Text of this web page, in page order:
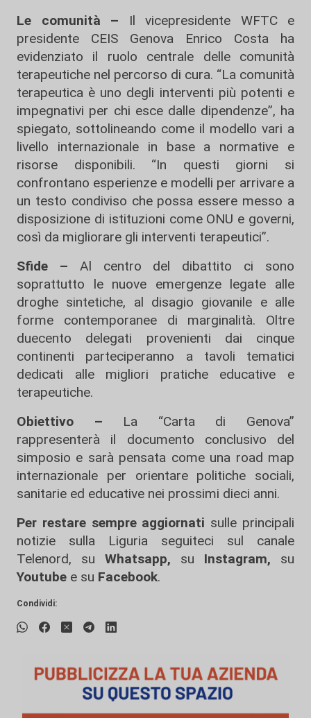
Le comunità –
Il vicepresidente WFTC e
presidente CEIS Genova Enrico Costa ha
evidenziato il ruolo centrale delle comunità
terapeutiche nel percorso di cura. “La comunità
terapeutica è uno degli interventi più potenti e
impegnativi per chi esce dalle dipendenze”, ha
spiegato, sottolineando come il modello vari a
livello internazionale in base a normative e
risorse disponibili. “In questi giorni si
confrontano esperienze e modelli per arrivare a
un testo condiviso che possa essere messo a
disposizione di istituzioni come ONU e governi,
così da migliorare gli interventi terapeutici”.
Sfide – Al centro del dibattito ci sono
soprattutto le nuove emergenze legate alle
droghe sintetiche, al disagio giovanile e alle
forme contemporanee di marginalità. Oltre
duecento delegati provenienti dai cinque
continenti parteciperanno a tavoli tematici
dedicati alle migliori pratiche educative e
terapeutiche.
Obiettivo – La “Carta di Genova”
rappresenterà il documento conclusivo del
simposio e sarà pensata come una road map
internazionale per orientare politiche sociali,
sanitarie ed educative nei prossimi dieci anni.
Per restare sempre aggiornati sulle principali
notizie sulla Liguria seguiteci sul canale
Telenord, su
Whatsapp, su Instagram, su
Youtube e su Facebook.
Condividi: